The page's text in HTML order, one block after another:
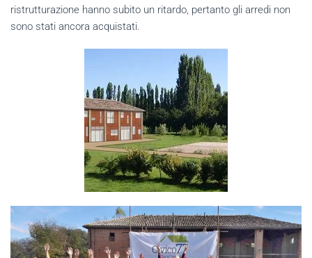
ristrutturazione hanno subito un ritardo, pertanto gli arredi non
sono stati ancora acquistati.